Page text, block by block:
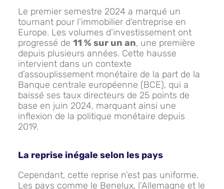
Le premier semestre 2024 a marqué un
tournant pour l’immobilier d’entreprise en
Europe. Les volumes d’investissement ont
progressé de 11 % sur un an, une première
depuis plusieurs années. Cette hausse
intervient dans un contexte
d’assouplissement monétaire de la part de la
Banque centrale européenne (BCE), qui a
baissé ses taux directeurs de 25 points de
base en juin 2024, marquant ainsi une
inflexion de la politique monétaire depuis
2019.
La reprise inégale selon les pays
Cependant, cette reprise n’est pas uniforme.
Les pays comme le Benelux, l’Allemagne et le